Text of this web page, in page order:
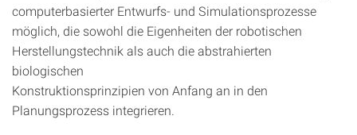
computerbasierter Entwurfs- und Simulationsprozesse
möglich, die sowohl die Eigenheiten der robotischen
Herstellungstechnik als auch die abstrahierten
biologischen
Konstruktionsprinzipien von Anfang an in den
Planungsprozess integrieren.